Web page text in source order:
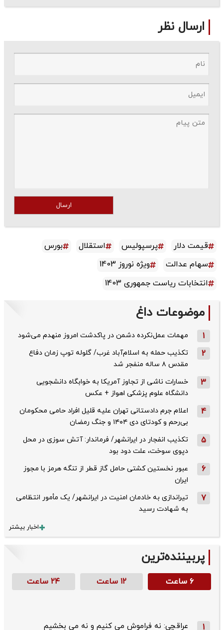
ارسال نظر
ارسال
قیمت دلار پرسپولیس استقلال
بورس
سهام عدالت
ویژه نوروز 1403
انتخابات ریاست جمهوری 1403
موضوعات داغ
1 مهمات عمل‌نکرده دشمن در پاکدشت امروز منهدم می‌شود
2
تکذیب حمله به اسلام‌آباد غرب/ گلوله توپ زمان دفاع
مقدس ۸ ساله منفجر شد
3
خسارات ناشی از تجاوز آمریکا به خوابگاه دانشجویی
دانشگاه علوم پزشکی اهواز + عکس
4
اعلام جرم دادستانی تهران علیه قلیل افراد حامی محکومان
بی‌رحم و کودتای دی‌ ۱۴۰۴ و جنگ رمضان
5
تکذیب ‌انفجار در ایرانشهر/ فرماندار: آتش سوزی در محل
دپوی سوخت، علت دود بود
6
عبور نخستین کشتی حامل گاز قطر از تنگه هرمز با مجوز
ایران
7
تیراندازی به خادمان امنیت در ایرانشهر/ یک مأمور انتظامی
به شهادت رسید
اخبار بیشتر
پربیننده‌ترین
۶ ساعت ۱۲ ساعت ۲۴ ساعت
1 عراقچی: نه فراموش می کنیم و نه می بخشیم